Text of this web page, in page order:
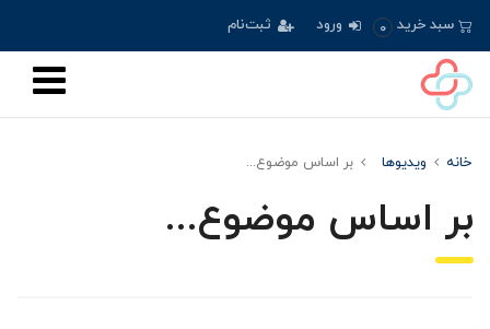
سبد خرید 0 ورود ثبت‌نام
خانه ویدیوها بر اساس موضوع...
بر اساس موضوع...